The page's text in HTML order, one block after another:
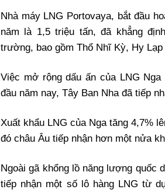
Nhà máy LNG Portovaya, bắt đầu
năm là 1,5 triệu tấn, đã khẳng
trường, bao gồm Thổ Nhĩ Kỳ, Hy Lạp
Việc mở rộng dấu ấn của LNG
đầu năm nay, Tây Ban Nha đã tiếp
Xuất khẩu LNG của Nga tăng 4,7%
đó châu Âu tiếp nhận hơn một nửa
Ngoài gã khổng lồ năng lượng quốc
tiếp nhận một số lô hàng LNG từ